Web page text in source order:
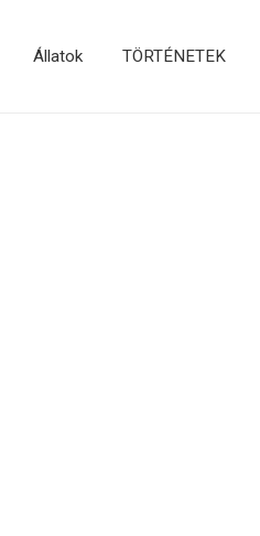
Állatok TÖRTÉNETEK